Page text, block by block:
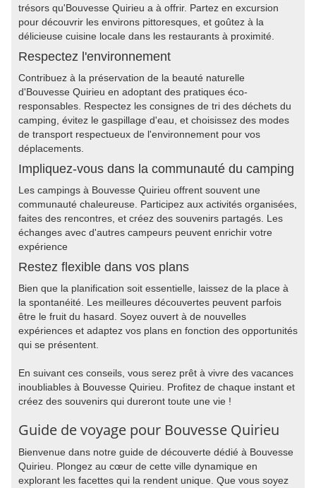
trésors qu'Bouvesse Quirieu a à offrir. Partez en excursion
pour découvrir les environs pittoresques, et goûtez à la
délicieuse cuisine locale dans les restaurants à proximité.
Respectez l'environnement
Contribuez à la préservation de la beauté naturelle
d'Bouvesse Quirieu en adoptant des pratiques éco-
responsables. Respectez les consignes de tri des déchets du
camping, évitez le gaspillage d'eau, et choisissez des modes
de transport respectueux de l'environnement pour vos
déplacements.
Impliquez-vous dans la communauté du camping
Les campings à Bouvesse Quirieu offrent souvent une
communauté chaleureuse. Participez aux activités organisées,
faites des rencontres, et créez des souvenirs partagés. Les
échanges avec d'autres campeurs peuvent enrichir votre
expérience
Restez flexible dans vos plans
Bien que la planification soit essentielle, laissez de la place à
la spontanéité. Les meilleures découvertes peuvent parfois
être le fruit du hasard. Soyez ouvert à de nouvelles
expériences et adaptez vos plans en fonction des opportunités
qui se présentent.
En suivant ces conseils, vous serez prêt à vivre des vacances
inoubliables à Bouvesse Quirieu. Profitez de chaque instant et
créez des souvenirs qui dureront toute une vie !
Guide de voyage pour Bouvesse Quirieu
Bienvenue dans notre guide de découverte dédié à Bouvesse
Quirieu. Plongez au cœur de cette ville dynamique en
explorant les facettes qui la rendent unique. Que vous soyez